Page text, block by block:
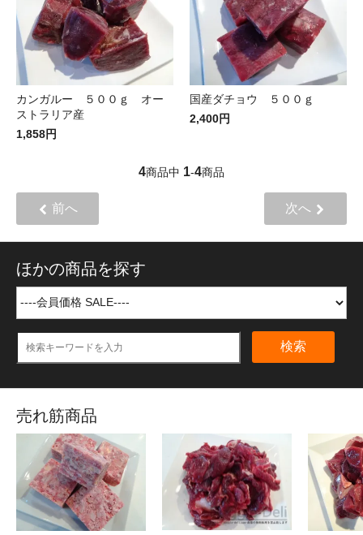
カンガルー ５００ｇ オー
ストラリア産
1,858円
国産ダチョウ ５００ｇ
2,400円
4商品中 1-4商品
前へ 次へ
ほかの商品を探す
検索
売れ筋商品